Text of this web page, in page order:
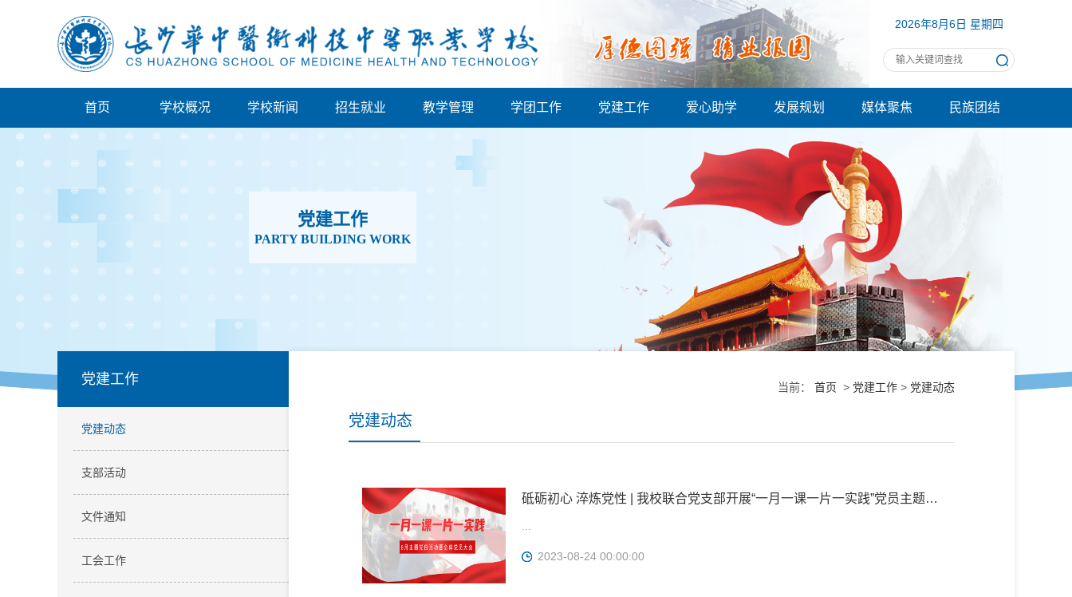
2026年8月6日 星期四
首页 学校概况 学校新闻 招生就业 教学管理 学团工作 党建工作 爱心助学 发展规划 媒体聚焦 民族团结
党建工作
PARTY BUILDING WORK
党建工作
党建动态
支部活动
文件通知
工会工作
当前： 首页 > 党建工作 > 党建动态
党建动态
砥砺初心 淬炼党性 | 我校联合党支部开展“一月一课一片一实践”党员主题教
2023-08-24 00:00:00